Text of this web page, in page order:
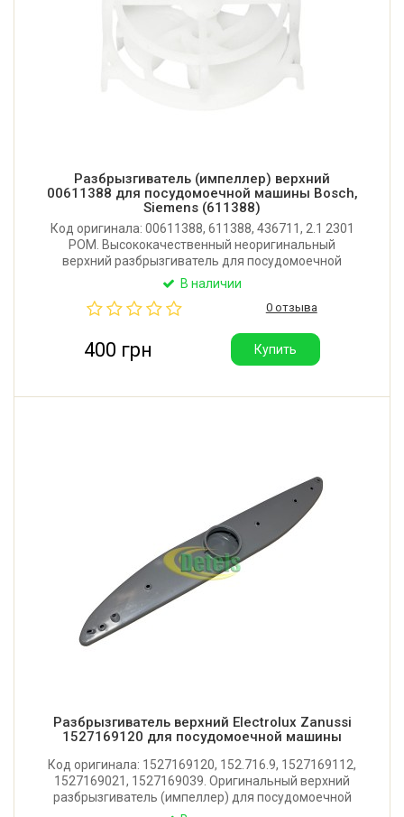
Разбрызгиватель (импеллер) верхний
00611388 для посудомоечной машины Bosch,
Siemens (611388)
Код оригинала: 00611388, 611388, 436711, 2.1 2301
POM. Высококачественный неоригинальный
верхний разбрызгиватель для посудомоечной
машины Bosch, Siemens, Neff, Constructa, Blaupunkt,
В наличии
0 отзыва
400 грн Купить
Разбрызгиватель верхний Electrolux Zanussi
1527169120 для посудомоечной машины
Код оригинала: 1527169120, 152.716.9, 1527169112,
1527169021, 1527169039. Оригинальный верхний
разбрызгиватель (импеллер) для посудомоечной
машины Zanussi, Electrolux, AEG, Privileg.